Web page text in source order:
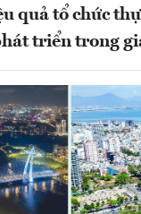
quả tổ chức
triển trong